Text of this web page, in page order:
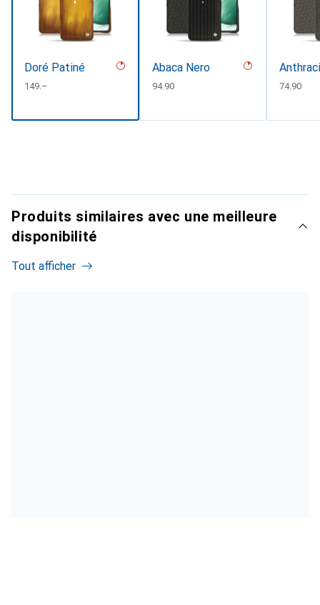
Doré Patiné
CHF
149.–
Abaca Nero
CHF
94.90 CHF
74.90
Produits similaires avec une meilleure
disponibilité
Tout afficher